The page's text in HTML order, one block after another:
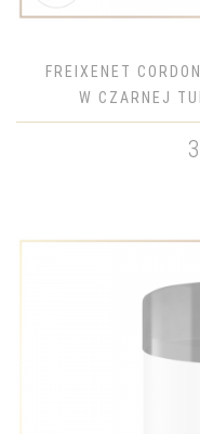
FREIXENET
W CZARNEJ